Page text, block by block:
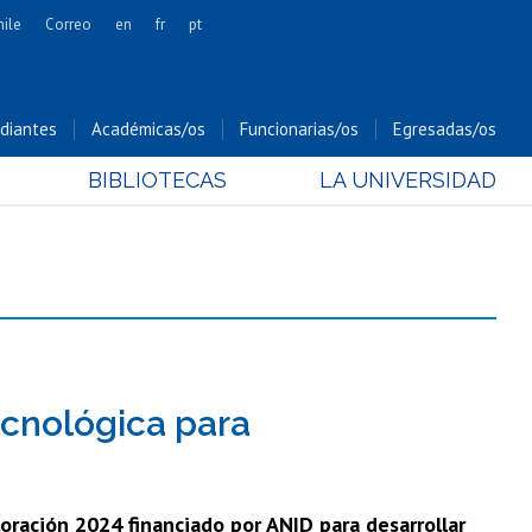
Cs. Forestales y Conservación
Cs. Sociales
Bachillerato
Hospital Clínico
Correo en fr pt
Académicas/os Funcionarias/os Egresadas/os
BIBLIOTECAS LA UNIVERSIDAD
para
2024 financiado por ANID para desarrollar